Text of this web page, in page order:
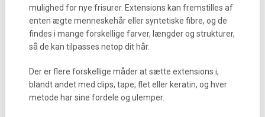
mulighed for nye frisurer. Extensions kan fremstilles af
enten ægte menneskehår eller syntetiske fibre, og de
findes i mange forskellige farver, længder og strukturer,
så de kan tilpasses netop dit hår.
Der er flere forskellige måder at sætte extensions i,
blandt andet med clips, tape, flet eller keratin, og hver
metode har sine fordele og ulemper.